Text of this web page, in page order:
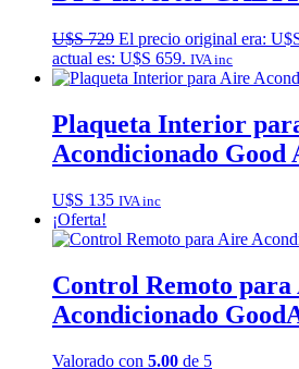
U$S729 El precio original era:
actual es: U$S 659. IVA inc
Plaqueta Interior
Acondicionado Good
U$S 135 IVA inc
¡Oferta!
Control Remoto para
Acondicionado
Valorado con 5.00 de 5